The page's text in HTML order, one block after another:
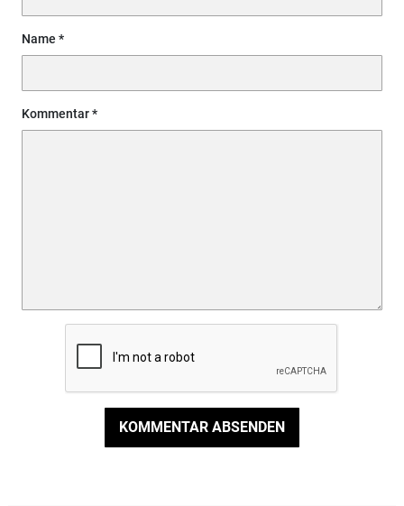
Name
Kommentar
KOMMENTAR ABSENDEN